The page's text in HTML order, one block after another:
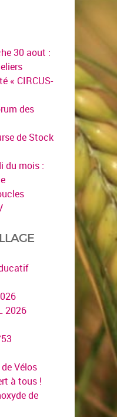
30 aout :
« CIRCUS-
des
de Stock
du mois :
2026
Vélos
à tous !
de